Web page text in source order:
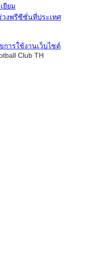
ยียม
วงพรีซีซั่นที่ประเทศ
การใช้งานเว็บไซต์
Club TH